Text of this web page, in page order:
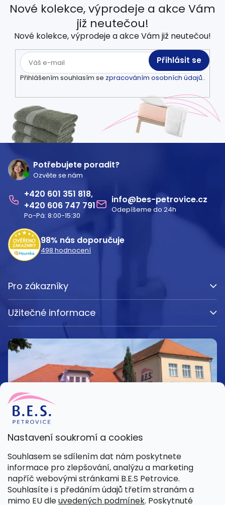
Nastavení soukromí a cookies
Souhlasem se sdílením dat nám poskytnete
informace pro zlepšování, analýzu a marketing
napříč webovými stránkami B.E.S Petrovice.
Souhlasíte i s předáním údajů třetím stranám a
mimo EU dleuvedených podmínek. Poskytnuté
Nové kolekce, výprodeje a akce Vám
již neutečou!
Nové kolekce, výprodeje a akce Vám již neutečou!
Přihlášením souhlasím se zpracováním osobních údajů..
Přihlásit se
Potřebujete poradit?
Ozvěte se nám
601 351 818
606 747 791
Po-Pá: 8:00-15:30
info@bes-petrovice.cz
Odepíšeme do 24h
98% nás doporučuje
498 hodnocení
Pro zákazníky
Užitečné informace
Kamenná prodejna
Pondělí – Pátek 8:00 – 15:30
Petrovice 42, 262 55 Petrovice
Více informací